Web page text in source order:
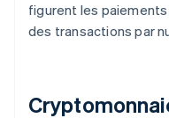
figurent les
des transactions par